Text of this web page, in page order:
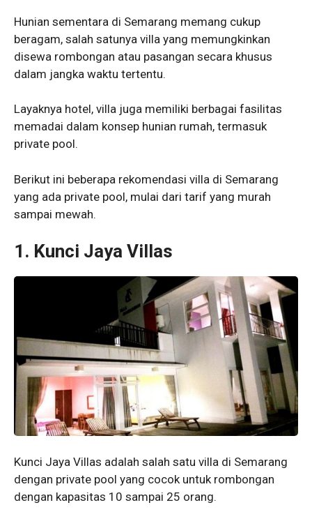
Hunian sementara di Semarang memang cukup
beragam, salah satunya villa yang memungkinkan
disewa rombongan atau pasangan secara khusus
dalam jangka waktu tertentu.
Layaknya hotel, villa juga memiliki berbagai fasilitas
memadai dalam konsep hunian rumah, termasuk
private pool.
Berikut ini beberapa rekomendasi villa di Semarang
yang ada private pool, mulai dari tarif yang murah
sampai mewah.
1. Kunci Jaya Villas
Kunci Jaya Villas adalah salah satu villa di Semarang
dengan private pool yang cocok untuk rombongan
dengan kapasitas 10 sampai 25 orang.